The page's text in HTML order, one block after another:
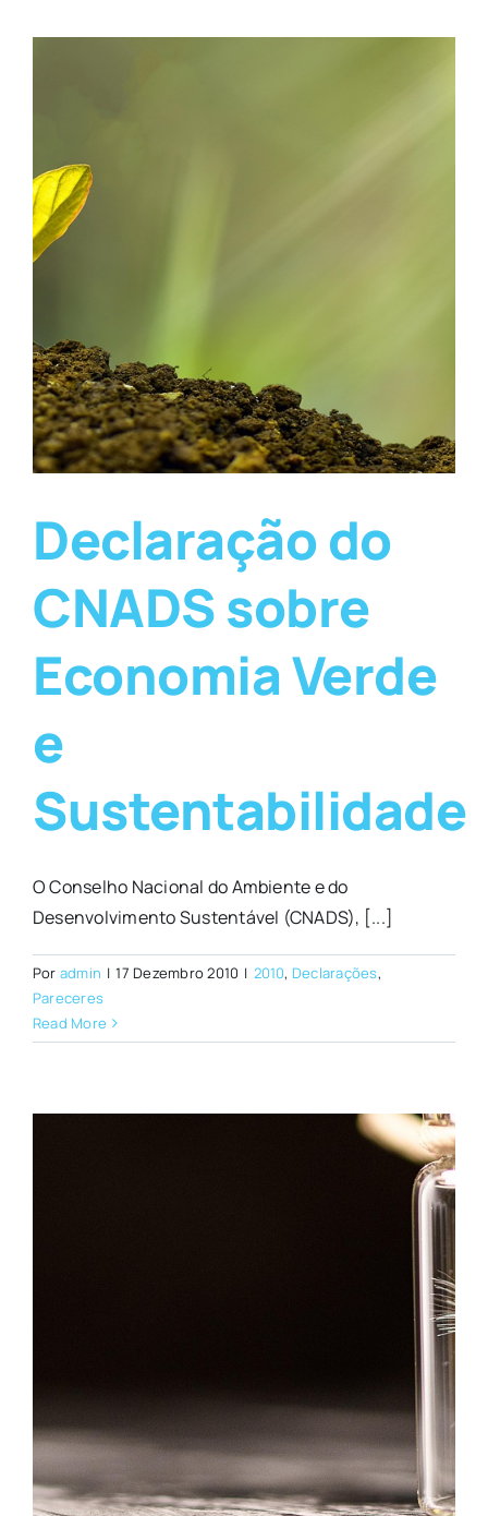
Declaração do
CNADS sobre
Economia Verde
e
Sustentabilidade
O Conselho Nacional do Ambiente e do
Desenvolvimento Sustentável (CNADS), [...]
Por admin | 17 Dezembro 2010 | 2010, Declarações,
Pareceres
Read More